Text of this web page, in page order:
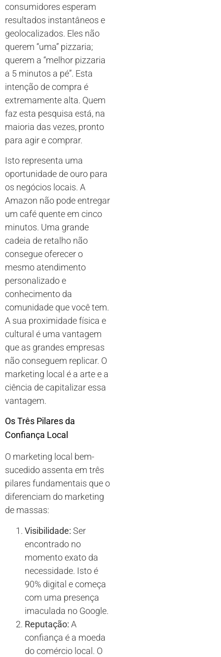
consumidores esperam
resultados instantâneos e
geolocalizados. Eles não
querem “uma” pizzaria;
querem a “melhor pizzaria
a 5 minutos a pé”. Esta
intenção de compra é
extremamente alta. Quem
faz esta pesquisa está, na
maioria das vezes, pronto
para agir e comprar.
Isto representa uma
oportunidade de ouro para
os negócios locais. A
Amazon não pode entregar
um café quente em cinco
minutos. Uma grande
cadeia de retalho não
consegue oferecer o
mesmo atendimento
personalizado e
conhecimento da
comunidade que você tem.
A sua proximidade física e
cultural é uma vantagem
que as grandes empresas
não conseguem replicar. O
marketing local é a arte e a
ciência de capitalizar essa
vantagem.
Os Três Pilares da
Confiança Local
O marketing local bem-
sucedido assenta em três
pilares fundamentais que o
diferenciam do marketing
de massas:
Visibilidade: Ser
encontrado no
momento exato da
necessidade. Isto é
90% digital e começa
com uma presença
imaculada no Google.
Reputação: A
confiança é a moeda
do comércio local. O